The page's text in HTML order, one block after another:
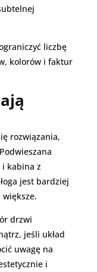
liczbę
kolorów i faktur
rozwiązania,
i kabina z
jest bardziej
drzwi
jeśli układ
uwagę na
i